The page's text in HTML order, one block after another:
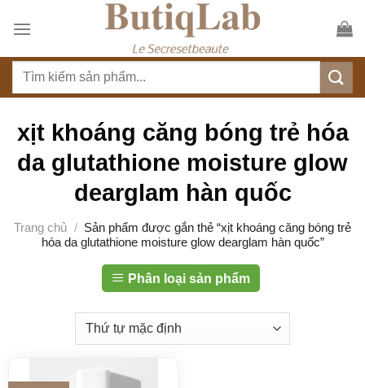
k
ế
xịt khoáng căng bóng trẻ hóa
da glutathione moisture glow
dearglam hàn quốc
Trang chủ / Sản phẩm được gắn thẻ “xịt khoáng căng bóng trẻ
hóa da glutathione moisture glow dearglam hàn quốc”
Phân loại sản phẩm